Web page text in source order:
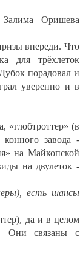
Залима Оришева
впереди. Что
для трёхлеток
порадовал и
уверенно и в
«глобтроттер» (в
завода -
на Майкопской
на двулеток -
есть шансы
да и в целом
Они связаны с